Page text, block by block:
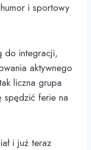
i sportowy
do integracji,
aktywnego
liczna grupa
spędzić ferie na
i już teraz